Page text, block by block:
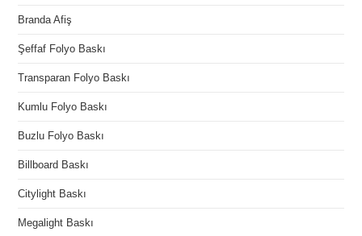
Branda Afiş
Şeffaf Folyo Baskı
Transparan Folyo Baskı
Kumlu Folyo Baskı
Buzlu Folyo Baskı
Billboard Baskı
Citylight Baskı
Megalight Baskı